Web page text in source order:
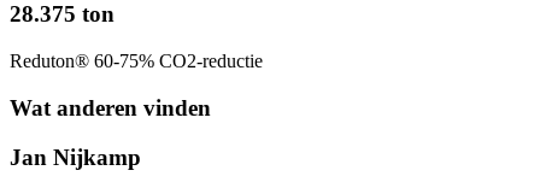
28.375 ton
Reduton® 60-75% CO2-reductie
Wat anderen vinden
Jan Nijkamp